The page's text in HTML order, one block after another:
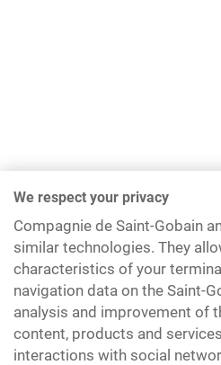
We respect your privacy
Compagnie de Saint-Gobain
similar technologies. They
characteristics of your
navigation data on the Saint-
analysis and improvement of
content, products and
interactions with social